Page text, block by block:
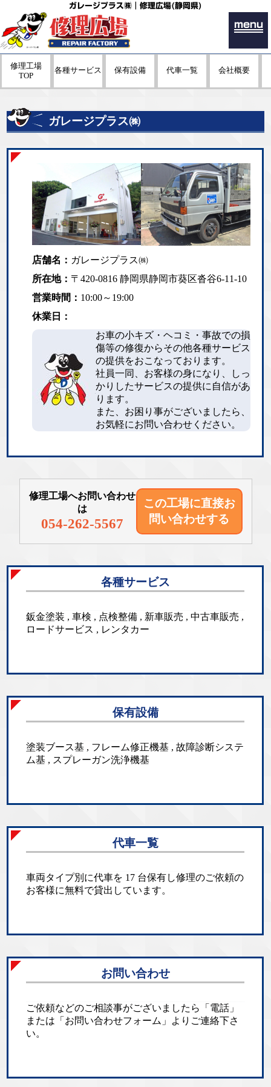
ガレージプラス㈱｜修理広場(静岡県)
menu
修理工場
TOP
各種サービス 保有設備 代車一覧 会社概要
ガレージプラス㈱
店舗名： ガレージプラス㈱
所在地： 〒420-0816 静岡県静岡市葵区沓谷6-11-10
営業時間： 10:00～19:00
休業日：
お車の小キズ・ヘコミ・事故での損
傷等の修復からその他各種サービス
の提供をおこなっております。
社員一同、お客様の身になり、しっ
かりしたサービスの提供に自信があ
ります。
また、お困り事がございましたら、
お気軽にお問い合わせください。
修理工場へお問い合わせ
は
054-262-5567
この工場に直接お
問い合わせする
各種サービス
鈑金塗装 , 車検 , 点検整備 , 新車販売 , 中古車販売 ,
ロードサービス , レンタカー
保有設備
塗装ブース基 , フレーム修正機基 , 故障診断システ
ム基 , スプレーガン洗浄機基
代車一覧
車両タイプ別に代車を 17 台保有し修理のご依頼の
お客様に無料で貸出しています。
お問い合わせ
ご依頼などのご相談事がございましたら「電話」
または「お問い合わせフォーム」よりご連絡下さ
い。